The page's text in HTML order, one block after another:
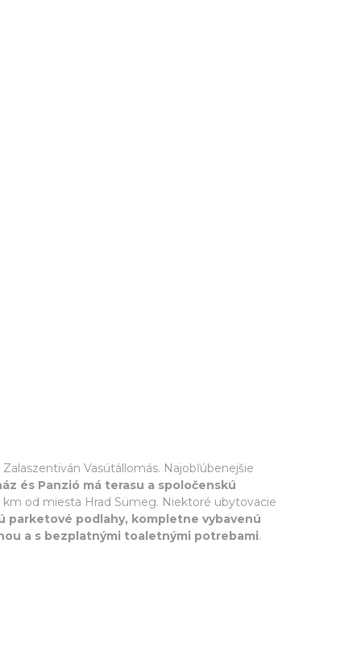
Vasútállomás. Najobľúbenejšie
és Panzió má terasu a spoločenskú
od miesta Hrad Sümeg. Niektoré ubytovacie
parketové podlahy, kompletne vybavenú
a s bezplatnými toaletnými potrebami.